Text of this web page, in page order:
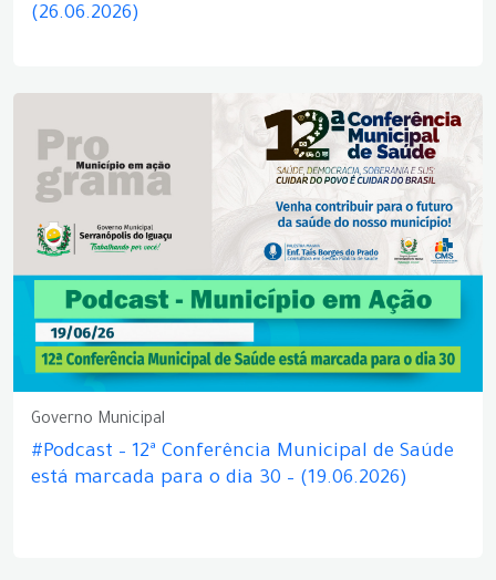
(26.06.2026)
Governo Municipal
#Podcast – 12ª Conferência Municipal de Saúde
está marcada para o dia 30 – (19.06.2026)